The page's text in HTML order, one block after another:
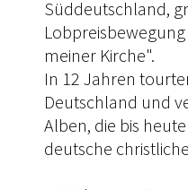
Süddeutschland,
Lobpreisbewegung
meiner Kirche".
In 12 Jahren
Deutschland und
Alben, die bis
deutsche